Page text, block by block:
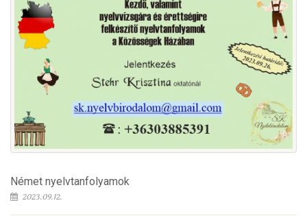
Német nyelvtanfolyamok
2023.09.12.